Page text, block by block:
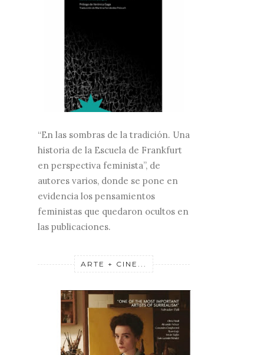
“En las sombras de la tradición. Una
historia de la Escuela de Frankfurt
en perspectiva feminista”, de
autores varios, donde se pone en
evidencia los pensamientos
feministas que quedaron ocultos en
las publicaciones.
ARTE + CINE...